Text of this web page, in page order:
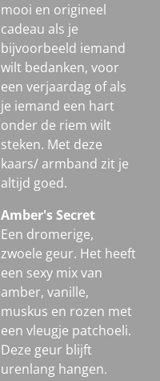
mooi en origineel
cadeau als je
bijvoorbeeld iemand
wilt bedanken, voor
een verjaardag of als
je iemand een hart
onder de riem wilt
steken. Met deze
kaars/ armband zit je
altijd goed.
Amber's Secret
Een dromerige,
zwoele geur. Het heeft
een sexy mix van
amber, vanille,
muskus en rozen met
een vleugje patchoeli.
Deze geur blijft
urenlang hangen.